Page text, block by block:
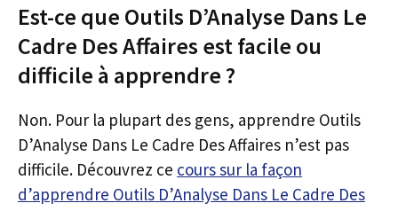
Est-ce que Outils D’Analyse Dans Le
Cadre Des Affaires est facile ou
difficile à apprendre ?
Non. Pour la plupart des gens, apprendre Outils
D’Analyse Dans Le Cadre Des Affaires n’est pas
difficile. Découvrez ce cours sur la façon
d’apprendre Outils D’Analyse Dans Le Cadre Des